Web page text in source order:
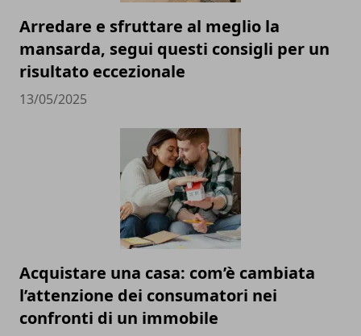
Arredare e sfruttare al meglio la
mansarda, segui questi consigli per un
risultato eccezionale
13/05/2025
Acquistare una casa: com’è cambiata
l’attenzione dei consumatori nei
confronti di un immobile